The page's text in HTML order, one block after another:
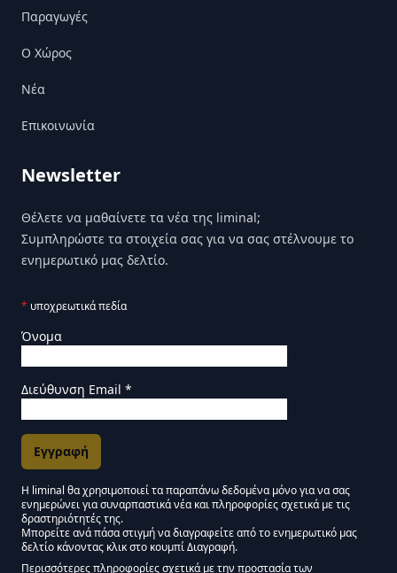
Παραγωγές
Ο Χώρος
Nέα
Επικοινωνία
Newsletter
Θέλετε να μαθαίνετε τα νέα της liminal;
Συμπληρώστε τα στοιχεία σας για να σας στέλνουμε το
ενημερωτικό μας δελτίο.
* υποχρεωτικά πεδία
Όνομα
Διεύθυνση Email *
Εγκρίσεις Μάρκετινγκ
Η liminal θα χρησιμοποιεί τα παραπάνω δεδομένα μόνο για να σας
ενημερώνει για συναρπαστικά νέα και πληροφορίες σχετικά με τις
δραστηριότητές της.
Μείνετε συντονισμένοι - Ενημερωτικό δελτίο
Μπορείτε ανά πάσα στιγμή να διαγραφείτε από το ενημερωτικό μας
δελτίο κάνοντας κλικ στο κουμπί Διαγραφή.
Περισσότερες πληροφορίες σχετικά με την προστασία των